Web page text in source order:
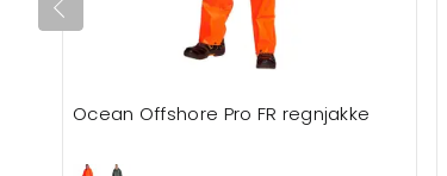
Ocean Offshore Pro FR regnjakke